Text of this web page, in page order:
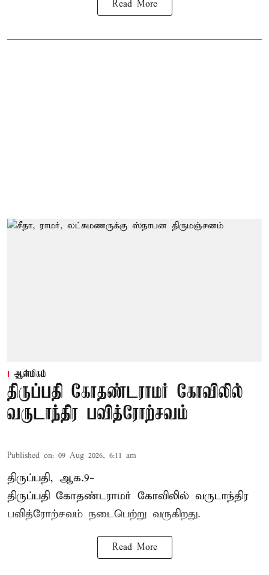
Read More
ஆன்மிகம்
திருப்பதி கோதண்டராமர் கோவிலில்
வருடாந்திர பவித்ரோற்சவம்
Published on: 09 Aug 2026, 6:11 am
திருப்பதி, ஆக.9-
திருப்பதி கோதண்டராமர் கோவிலில் வருடாந்திர
பவித்ரோற்சவம் நடைபெற்று வருகிறது.
Read More